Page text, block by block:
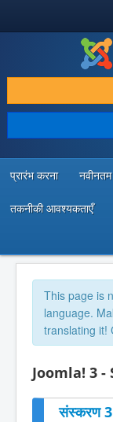
डाउनलोड करें और बढ़ाएं
खोजें और जानें
सामुदायिक समर्थन
डेवलपर संसाधन
प्रारंभ करना
तकनीकी आवश्यकताएँ
This page is
language.
translating it!
Joomla! 3
संस्करण